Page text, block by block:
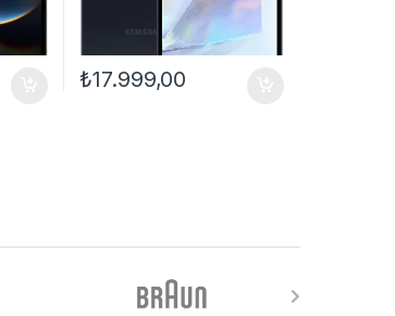
₺17.999,00